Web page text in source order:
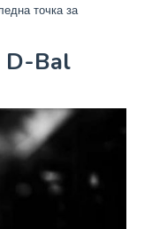
точка за
D-Bal